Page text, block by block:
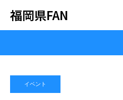
福岡県FAN
イベント